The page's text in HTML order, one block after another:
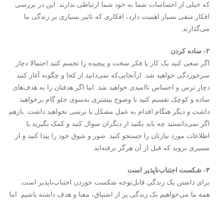
که خیلی از احساسات شما به خود شما ارتباطی ندارند. این در بررسی
افکار منفی بسیار اهمیت دارد، افکاری که تاثیر بسیاری بر زندگی ما
می‌گذارند.
۲- ساده کردن
اگر سعی کنید یک کار یا فکر سخت و پیچیده را تجسم کنید احتمالا دچار
سرخوردگی خواهید شد. ازآنجایی‌که نمی‌دانید از کجا و چگونه آغاز کنید
دچار ترس و احساس ناامیدی خواهید شد. اما اگر هدفتان را به هدف‌های
ساده و کوچک تقسیم کنید با وضوح بیشتری به‌سوی جلو گام برخواهید
داشت و دیگر هنگام اقدام به عمل مشکل یا ترسی نخواهید داشت. بازهم
اگر نمی‌دانستید چه باید بکنید از دیگران سوال کنید و کمک بگیرید یا
اطلاعات مورد نیازتان را جستجو کنید. شور و شوق خود را پیدا کنید و از
مسیری بروید که قبل از آن هرگز نرفته‌اید.
۳- شکست اجتناب‌ناپذیر است
برای داشتن یک زندگی قابل‌توجه شکست خوردن اجتناب‌ناپذیر است.
همه ما می‌خواهیم یک زندگی پر از اشتیاق، معنا و هدف داشته باشیم. اما